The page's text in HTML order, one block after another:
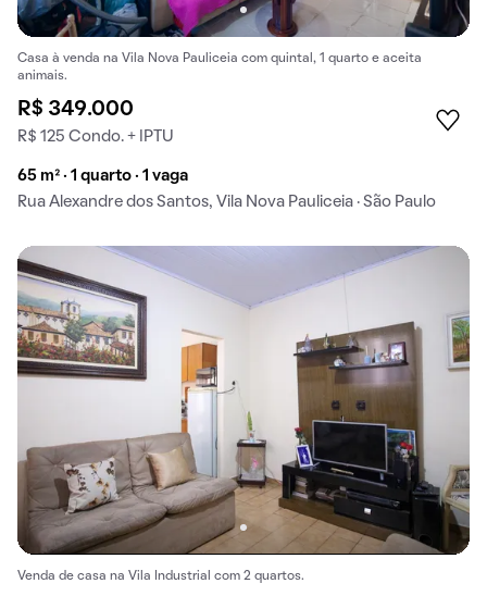
Casa à venda na Vila Nova Pauliceia com quintal, 1 quarto e aceita
animais.
R$ 349.000
R$ 125 Condo. + IPTU
65 m² · 1 quarto · 1 vaga
Rua Alexandre dos Santos, Vila Nova Pauliceia · São Paulo
Venda de casa na Vila Industrial com 2 quartos.